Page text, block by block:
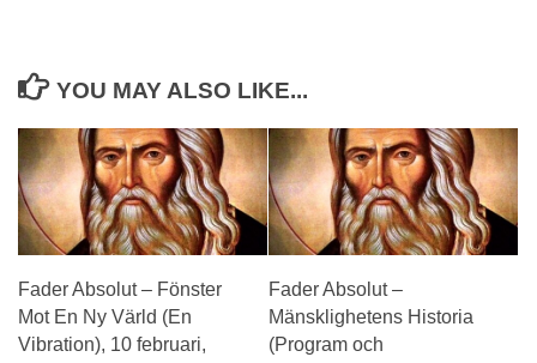
YOU MAY ALSO LIKE...
Fader Absolut – Fönster
Mot En Ny Värld (En
Vibration), 10 februari,
Fader Absolut –
Mänsklighetens Historia
(Program och